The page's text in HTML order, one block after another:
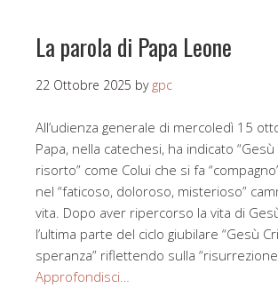
La parola di Papa Leone
22 Ottobre 2025 by gpc
All’udienza generale di mercoledì 15
Papa, nella catechesi, ha indicato
risorto” come Colui che si fa
nel “faticoso, doloroso, misterioso”
vita. Dopo aver ripercorso la vita di
l’ultima parte del ciclo giubilare “Gesù
speranza” riflettendo sulla
Approfondisci…